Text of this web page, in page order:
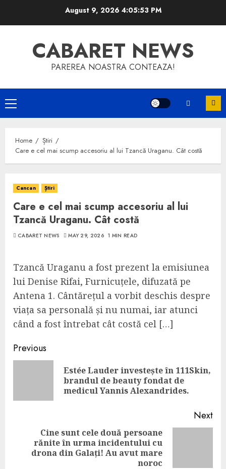
August 9, 2026 4:05:54 PM
CABARET NEWS
PAREREA NOASTRA CONTEAZA!
Primary
Menu
Home
Știri
Care e cel mai scump accesoriu al lui Tzancă Uraganu. Cât costă
Cancan Știri
Care e cel mai scump accesoriu al lui
Tzancă Uraganu. Cât costă
CABARET NEWS MAY 29, 2026 1 MIN READ
Tzancă Uraganu a fost prezent la emisiunea
lui Denise Rifai, Furnicuțele, difuzată pe
Antena 1. Cântărețul a vorbit deschis despre
viața sa personală și nu numai, iar atunci
când a fost întrebat cât costă cel […]
Continue
Reading
Previous
Estée Lauder investește în 111Skin,
brandul de beauty fondat de
medicul Yannis Alexandrides.
Next
post:
Cine sunt cele două persoane
rănite în urma incidentului cu
drona din Galați! Au avut mare
noroc